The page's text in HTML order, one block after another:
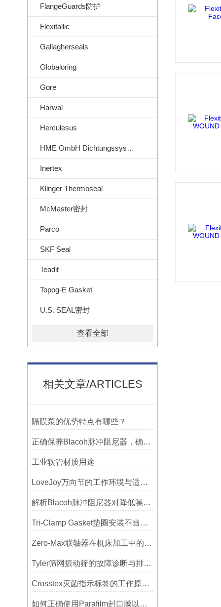
FlangeGuards防护
Flexitallic
Gallagherseals
Globaloring
Gore
Harwal
Herculesus
HME GmbH Dichtungssysteme
Inertex
Klinger Thermoseal
McMaster密封
Parco
SKF Seal
Teadit
Topog-E Gasket
U.S. SEAL密封
查看全部
相关文章/ARTICLES
隔膜泵的优势特点有哪些？
正确保养Blacoh脉冲阻尼器，确保长期稳定运行
工业软管材质用途
LoveJoy万向节的工作环境与适用范围
解析Blacoh脉冲阻尼器对降低噪音的显著作用
Tri-Clamp Gasket垫圈安装不当导致的泄漏问题及预防
Zero-Max联轴器在机床加工中的应用及精度保证方法
Tyler筛网振动筛的故障诊断与排除方法总结
Crosstex灭菌指示标签的工作原理：变色反应机制详解
如何正确使用Parafilm封口膜以确保实验结果的准确性？